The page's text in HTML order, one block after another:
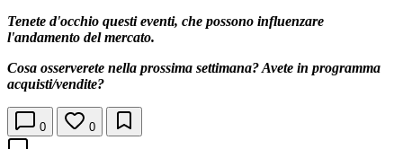
Tenete d'occhio questi eventi, che possono influenzare
l'andamento del mercato.
Cosa osserverete nella prossima settimana? Avete in programma
acquisti/vendite?
0 0